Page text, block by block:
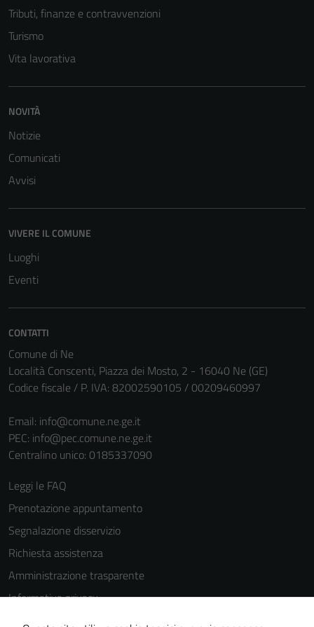
Tributi, finanze e contravvenzioni
Turismo
Vita lavorativa
NOVITÀ
Notizie
Comunicati
Avvisi
VIVERE IL COMUNE
Luoghi
Eventi
CONTATTI
Comune di Ne
Località Conscenti, Piazza dei Mosto, 2 - 16040 Ne (GE)
Codice fiscale / P. IVA: 82002590105 / 00209460997
Email: info@comune.ne.ge.it
PEC: info@pec.comune.ne.ge.it
Centralino unico: 0185337090
Leggi le FAQ
Prenotazione appuntamento
Segnalazione disservizio
Richiesta assistenza
Amministrazione trasparente
Informativa privacy
Cookie Policy
del sito e non
informazioni